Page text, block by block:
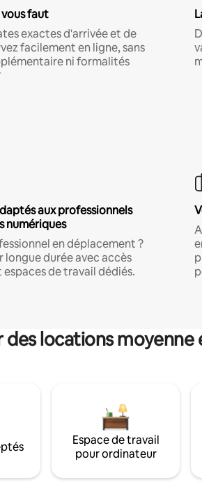
faut
exactes d'arrivée et de
facilement en ligne, sans
ni formalités
aux professionnels
numériques
en déplacement ?
longue durée avec accès
de travail dédiés.
locations
Espace de travail
pour ordinateur